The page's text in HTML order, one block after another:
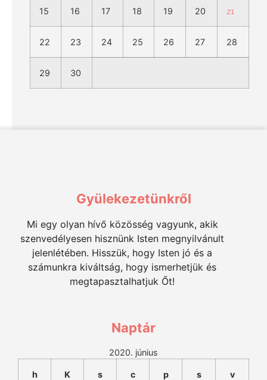
15 16 17 18 19 20 21
22 23 24 25 26 27 28
29 30
Gyülekezetünkről
Mi egy olyan hívő közösség vagyunk, akik
szenvedélyesen hisznünk Isten megnyilvánult
jelenlétében. Hisszük, hogy Isten jó és a
számunkra kiváltság, hogy ismerhetjük és
megtapasztalhatjuk Őt!
Naptár
2020. június
h K s c p s v